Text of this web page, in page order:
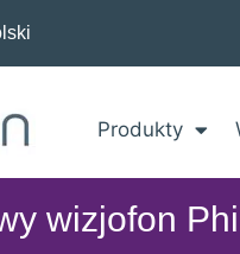
Produkty
wizjofon